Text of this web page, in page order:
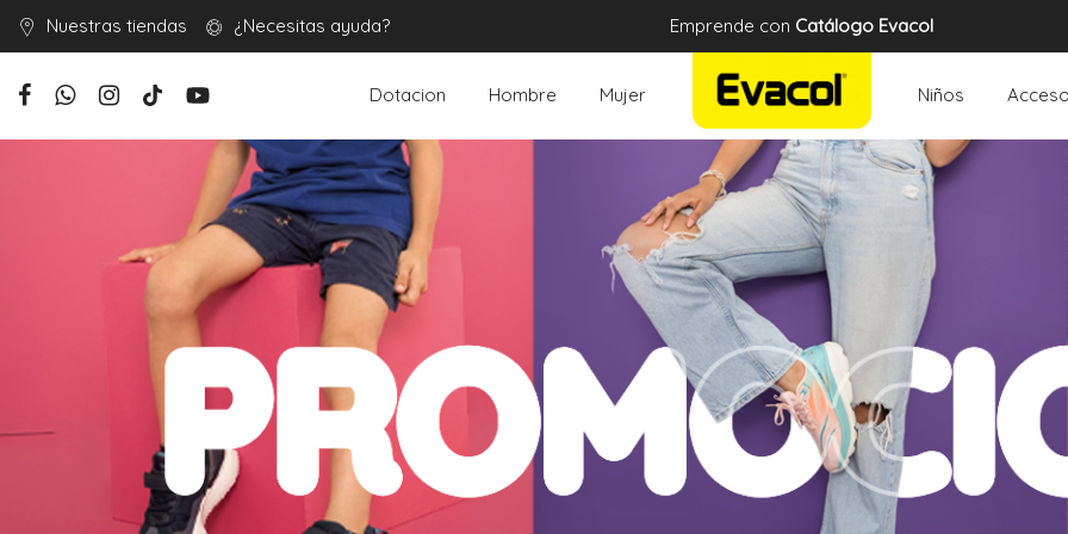
Nuestras tiendas ¿Necesitas ayuda? Emprende con Catálogo Evacol
Dotacion Hombre Mujer Niños